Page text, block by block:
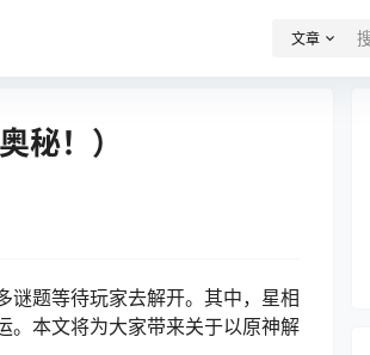
文章
秘！）
谜题等待玩家去解开。其中，星相
。本文将为大家带来关于以原神解